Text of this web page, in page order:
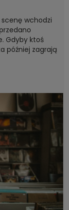
scenę wchodzi
Gdyby ktoś
później zagrają
tych zespołów,